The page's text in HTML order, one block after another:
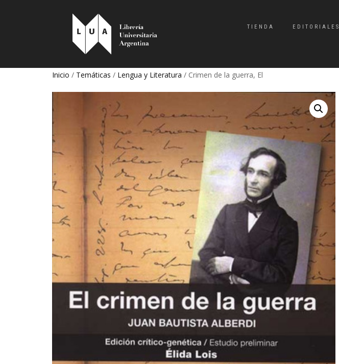
TIENDA EDITORIALES
Inicio / Temáticas / Lengua y Literatura / Crimen de la guerra, El